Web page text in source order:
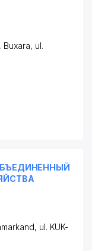
Buxara, ul.
ul. KUK-